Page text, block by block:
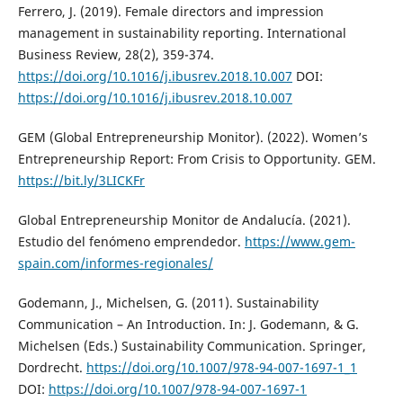
Ferrero, J. (2019). Female directors and impression
management in sustainability reporting. International
Business Review, 28(2), 359-374.
https://doi.org/10.1016/j.ibusrev.2018.10.007 DOI:
https://doi.org/10.1016/j.ibusrev.2018.10.007
GEM (Global Entrepreneurship Monitor). (2022). Women’s
Entrepreneurship Report: From Crisis to Opportunity. GEM.
https://bit.ly/3LICKFr
Global Entrepreneurship Monitor de Andalucía. (2021).
Estudio del fenómeno emprendedor. https://www.gem-
spain.com/informes-regionales/
Godemann, J., Michelsen, G. (2011). Sustainability
Communication – An Introduction. In: J. Godemann, & G.
Michelsen (Eds.) Sustainability Communication. Springer,
Dordrecht. https://doi.org/10.1007/978-94-007-1697-1_1
DOI: https://doi.org/10.1007/978-94-007-1697-1